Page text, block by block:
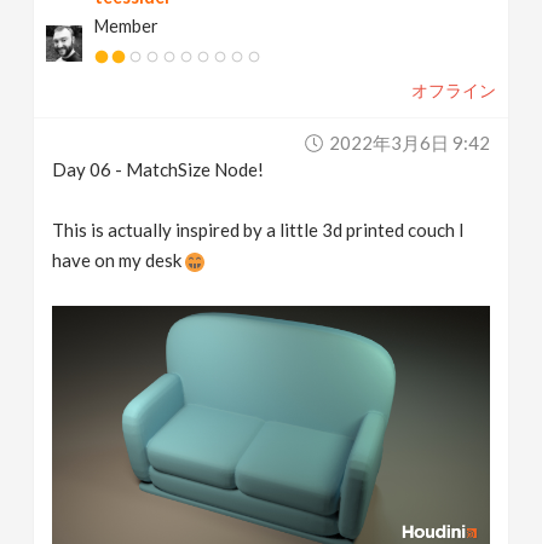
Member
オフライン
2022年3月6日 9:42
Day 06 - MatchSize Node!
This is actually inspired by a little 3d printed couch I
have on my desk